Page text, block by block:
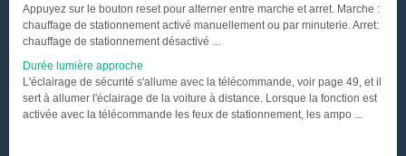
Appuyez sur le bouton reset pour alterner entre marche et arret. Marche :
chauffage de stationnement activé manuellement ou par minuterie. Arret:
chauffage de stationnement désactivé ...
Durée lumière approche
L'éclairage de sécurité s'allume avec la télécommande, voir page 49, et il
sert à allumer l'éclairage de la voiture à distance. Lorsque la fonction est
activée avec la télécommande les feux de stationnement, les ampo ...